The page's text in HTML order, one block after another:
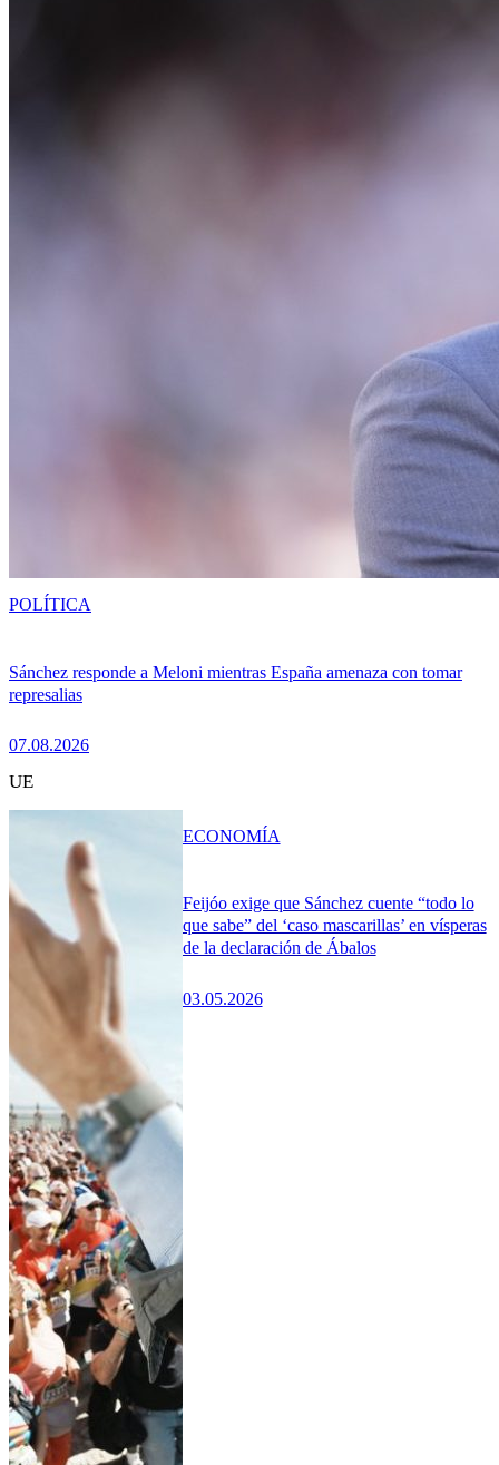
Sánchez responde a Meloni mientras España amenaza con tomar
represalias
07.08.2026
POLÍTICA
UE
Feijóo exige que Sánchez cuente “todo lo
que sabe” del ‘caso mascarillas’ en vísperas
de la declaración de Ábalos
03.05.2026
ECONOMÍA